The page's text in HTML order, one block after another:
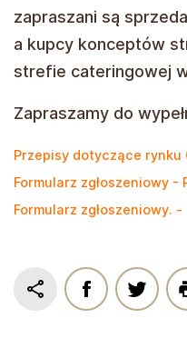
zapraszani są
a kupcy konceptów
strefie cateringowej
Zapraszamy do
Przepisy dotyczące rynku
Formularz zgłoszeniowy -
Formularz zgłoszeniowy. -